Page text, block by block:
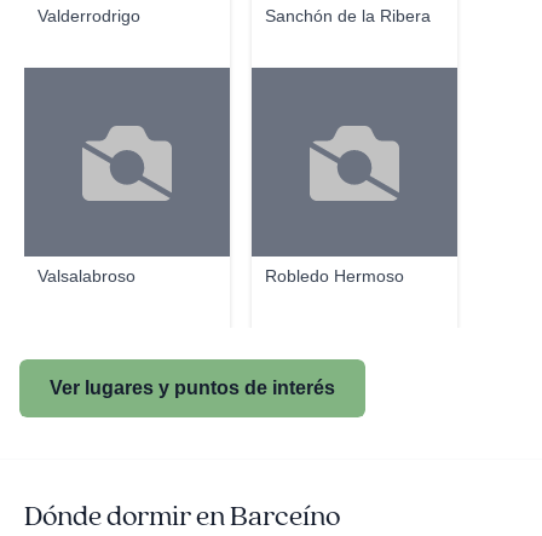
Valderrodrigo Sanchón de la Ribera
Valsalabroso Robledo Hermoso
Ver lugares y puntos de interés
Dónde dormir en Barceíno